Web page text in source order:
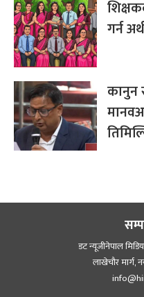
गर्न
कानुन
डट न्यूजीनेपाल
लाखेचौर मार्ग,